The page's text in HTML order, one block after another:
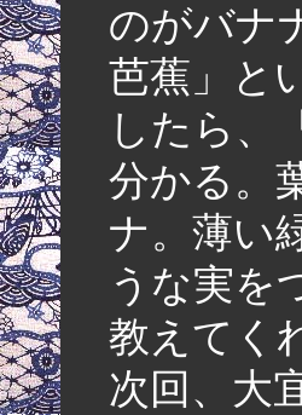
のがバナ
芭蕉」と
したら、
分かる。
ナ。薄い
うな実を
教えてく
次回、大